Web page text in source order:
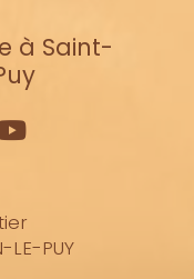
à Saint-
LE-PUY